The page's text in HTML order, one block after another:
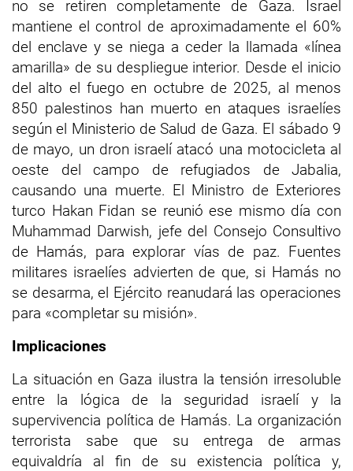
no se retiren completamente de Gaza. Israel
mantiene el control de aproximadamente el 60%
del enclave y se niega a ceder la llamada «línea
amarilla» de su despliegue interior. Desde el inicio
del alto el fuego en octubre de 2025, al menos
850 palestinos han muerto en ataques israelíes
según el Ministerio de Salud de Gaza. El sábado 9
de mayo, un dron israelí atacó una motocicleta al
oeste del campo de refugiados de Jabalia,
causando una muerte. El Ministro de Exteriores
turco Hakan Fidan se reunió ese mismo día con
Muhammad Darwish, jefe del Consejo Consultivo
de Hamás, para explorar vías de paz. Fuentes
militares israelíes advierten de que, si Hamás no
se desarma, el Ejército reanudará las operaciones
para «completar su misión».
Implicaciones
La situación en Gaza ilustra la tensión irresoluble
entre la lógica de la seguridad israelí y la
supervivencia política de Hamás. La organización
terrorista sabe que su entrega de armas
equivaldría al fin de su existencia política y,